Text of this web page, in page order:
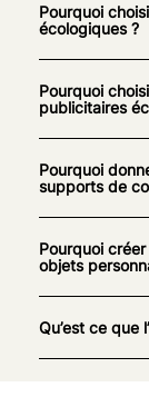
Pourquoi
écologiques ?
Pourquoi
publicitaires
Pourquoi
supports de
Pourquoi
objets
Qu’est ce que